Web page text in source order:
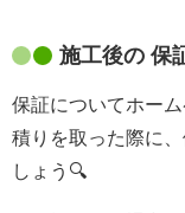
施工後の 保
保証についてホー
積りを取った際に
しょう🔍